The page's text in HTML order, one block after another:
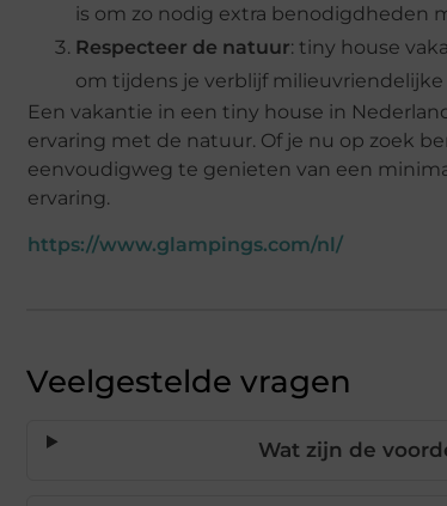
is om zo nodig extra benodigdheden
Respecteer de natuur: tiny house
om tijdens je verblijf
Een vakantie in een tiny house in
ervaring met de natuur. Of je nu op zoek
eenvoudigweg te genieten van een
ervaring.
https://www.glampings.com/nl/
Veelgestelde vragen
Wat zijn de